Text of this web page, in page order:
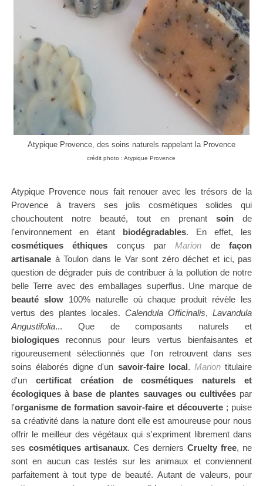
Atypique Provence, des soins naturels rappelant la Provence
crédit photo : Atypique Provence
Atypique Provence nous fait renouer avec les trésors de la
Provence à travers ses jolis cosmétiques solides qui
chouchoutent notre beauté, tout en prenant soinde
l'environnement en étant biodégradables. En effet, les
cosmétiques éthiques conçus parMarion defaçon
artisanale à Toulon dans le Varsont zéro déchet et ici, pas
question de dégrader puis de contribuer à la pollution de notre
belle Terre avec des emballages superflus. Une marque de
beauté slow 100% naturelle où chaque produit révèle les
vertus des plantes locales.Calendula Officinalis,Lavandula
Angustifolia... Que decomposants naturels et
biologiquesreconnus pour leurs vertus bienfaisantes et
rigoureusement sélectionnés que l'on retrouvent dans ses
soins élaborés digne d'un savoir-faire local. Mariontitulaire
d'un certificat création de cosmétiques naturels et
écologiques à base de plantes sauvages ou cultivéespar
l'organisme de formationsavoir-faire et découverte; puise
sa créativité dans la nature dont elle est amoureuse pour nous
offrir le meilleur des végétaux qui s'expriment librement dans
ses cosmétiques artisanaux. Ces derniersCruelty free, ne
sont en aucun cas testés sur les animaux et conviennent
parfaitement à tout type de beauté. Autant de valeurs, pour